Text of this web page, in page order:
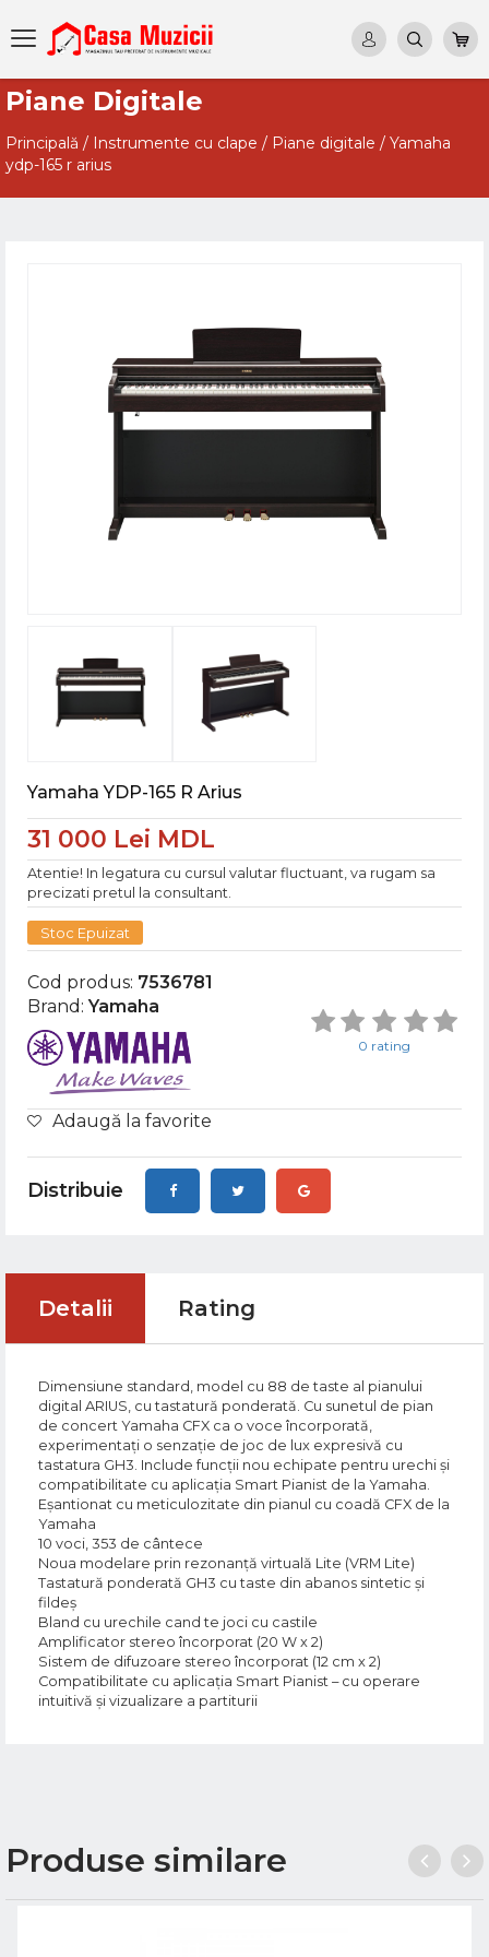
Piane Digitale
Principală / Instrumente cu clape / Piane digitale / Yamaha
ydp-165 r arius
Yamaha YDP-165 R Arius
31 000 Lei MDL
Atentie! In legatura cu cursul valutar fluctuant, va rugam sa
precizati pretul la consultant.
Stoc Epuizat
Cod produs: 7536781
Brand:Yamaha
0 rating
Adaugă la favorite
Distribuie
Detalii Rating
Dimensiune standard, model cu 88 de taste al pianului
digital ARIUS, cu tastatură ponderată. Cu sunetul de pian
de concert Yamaha CFX ca o voce încorporată,
experimentați o senzație de joc de lux expresivă cu
tastatura GH3. Include funcții nou echipate pentru urechi și
compatibilitate cu aplicația Smart Pianist de la Yamaha.
Eșantionat cu meticulozitate din pianul cu coadă CFX de la
Yamaha
10 voci, 353 de cântece
Noua modelare prin rezonanță virtuală Lite (VRM Lite)
Tastatură ponderată GH3 cu taste din abanos sintetic și
fildeș
Bland cu urechile cand te joci cu castile
Amplificator stereo încorporat (20 W x 2)
Sistem de difuzoare stereo încorporat (12 cm x 2)
Compatibilitate cu aplicația Smart Pianist – cu operare
intuitivă și vizualizare a partiturii
Produse similare